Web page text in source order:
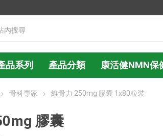
品系列 產品分類 康活健NMN保
骨科專家 維骨力 250mg 膠囊 1x80粒裝
膠囊